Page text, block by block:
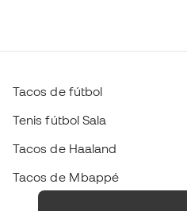
Tacos de fútbol
Tenis fútbol Sala
Tacos de Haaland
Tacos de Mbappé